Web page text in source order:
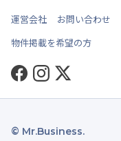
運営会社 お問い合わせ
物件掲載を希望の方
Facebook
Instagram
Twitter
© Mr.Business.